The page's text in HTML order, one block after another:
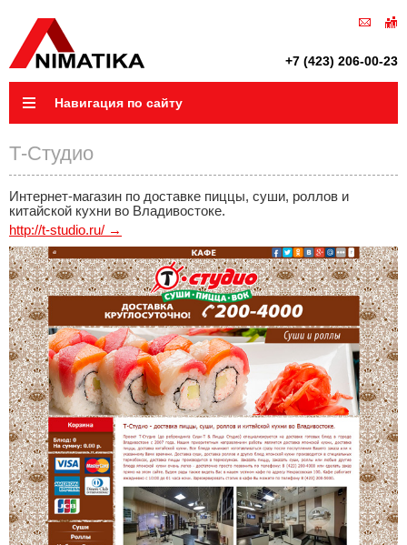
+7 (423) 206-00-23
Навигация по сайту
Т-Студио
Интернет-магазин по доставке пиццы, суши, роллов и
китайской кухни во Владивостоке.
http://t-studio.ru/ →